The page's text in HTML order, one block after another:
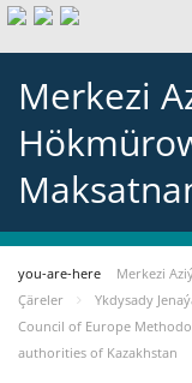
Merkezi
you-are-here
Merkezi
Çäreler
Ykdysady
Council of Europe
authorities of Kazakhstan